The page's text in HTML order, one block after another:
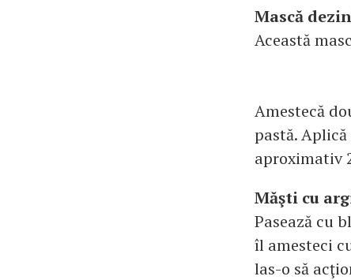
Mască
Această
Amestecă
pastă. Aplică
aproximativ
Măşti cu
Pasează cu
îl amesteci
las-o să